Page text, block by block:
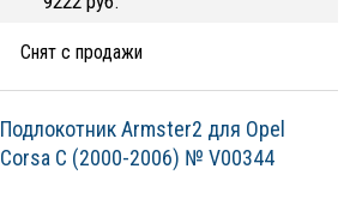
Снят с продажи
Подлокотник Armster2 для Opel
Corsa C (2000-2006) № V00344